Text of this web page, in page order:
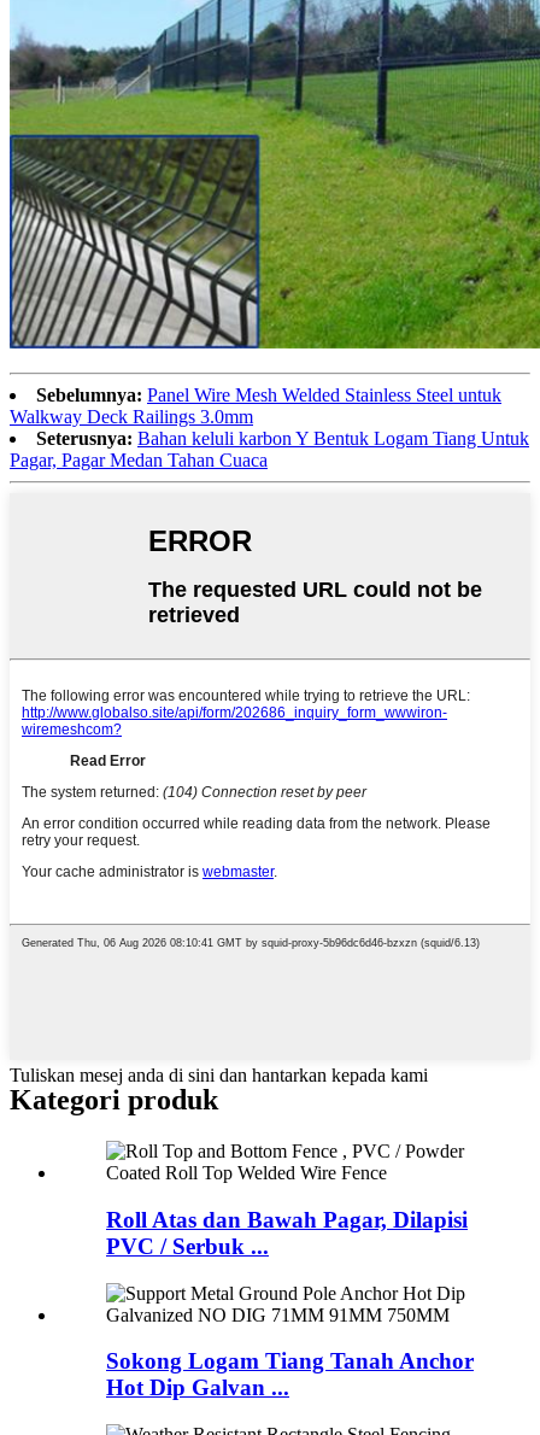
Sebelumnya: Panel Wire Mesh Welded Stainless Steel untuk
Walkway Deck Railings 3.0mm
Seterusnya: Bahan keluli karbon Y Bentuk Logam Tiang Untuk
Pagar, Pagar Medan Tahan Cuaca
Tuliskan mesej anda di sini dan hantarkan kepada kami
Kategori produk
Roll Atas dan Bawah Pagar, Dilapisi
PVC / Serbuk ...
Sokong Logam Tiang Tanah Anchor
Hot Dip Galvan ...